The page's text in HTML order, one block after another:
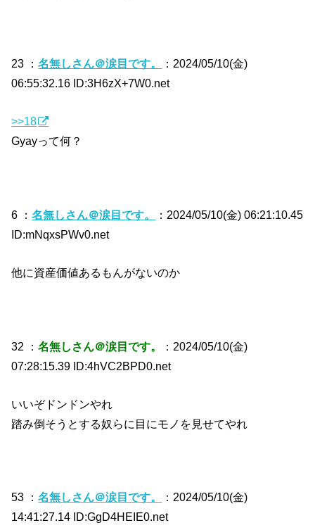
23 ：名無しさん＠涙目です。
：2024/05/10(金)
06:55:32.16 ID:3H6zX+7W0.net
>>18
Gyayって何？
6 ：名無しさん＠涙目です。
：2024/05/10(金) 06:21:10.45
ID:mNqxsPWv0.net
他に資産価値あるもんがないのか
32 ：名無しさん＠涙目です。
：2024/05/10(金)
07:28:15.39 ID:4hVC2BPD0.net
いいぞドンドンやれ
踏み倒そうとする奴らに目にモノを見せてやれ
53 ：名無しさん＠涙目です。
：2024/05/10(金)
14:41:27.14 ID:GgD4HEIE0.net